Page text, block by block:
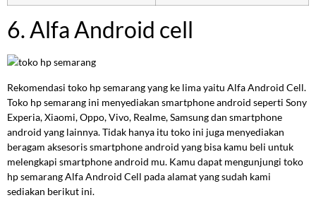
6. Alfa Android cell
Rekomendasi toko hp semarang yang ke lima yaitu Alfa Android Cell.
Toko hp semarang ini menyediakan smartphone android seperti Sony
Experia, Xiaomi, Oppo, Vivo, Realme, Samsung dan smartphone
android yang lainnya. Tidak hanya itu toko ini juga menyediakan
beragam aksesoris smartphone android yang bisa kamu beli untuk
melengkapi smartphone android mu. Kamu dapat mengunjungi toko
hp semarang Alfa Android Cell pada alamat yang sudah kami
sediakan berikut ini.